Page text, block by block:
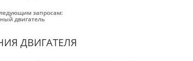
запросам:
двигатель
ДВИГАТЕЛЯ